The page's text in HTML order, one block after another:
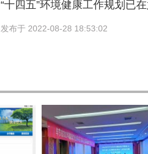
“十四五”环境健康工作规划已
发布于 2022-08-28 18:53:02